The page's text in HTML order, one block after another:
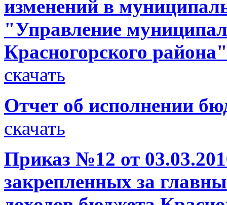
изменений в
"Управление
Красногорского
скачать
Отчет об исполнении
скачать
Приказ №12 от
закрепленных за